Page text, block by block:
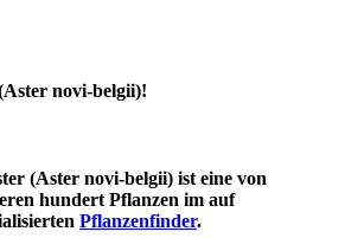
novi-belgii)!
(Aster novi-belgii) ist eine von
hundert Pflanzen im auf
Pflanzenfinder.